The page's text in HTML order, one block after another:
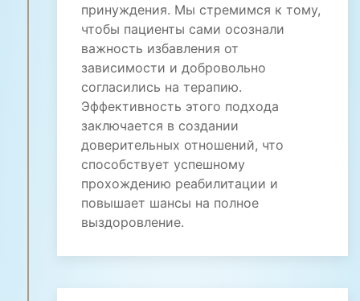
принуждения. Мы стремимся к тому,
чтобы пациенты сами осознали
важность избавления от
зависимости и добровольно
согласились на терапию.
Эффективность этого подхода
заключается в создании
доверительных отношений, что
способствует успешному
прохождению реабилитации и
повышает шансы на полное
выздоровление.